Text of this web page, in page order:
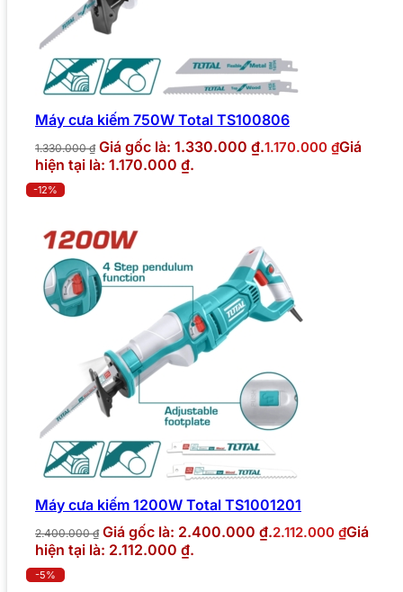
Máy cưa kiếm 750W Total TS100806
1.330.000₫ Giá gốc là: 1.330.000 ₫.1.170.000 ₫Giá
hiện tại là: 1.170.000 ₫.
-12%
Máy cưa kiếm 1200W Total TS1001201
2.400.000₫ Giá gốc là: 2.400.000 ₫.2.112.000 ₫Giá
hiện tại là: 2.112.000 ₫.
-5%